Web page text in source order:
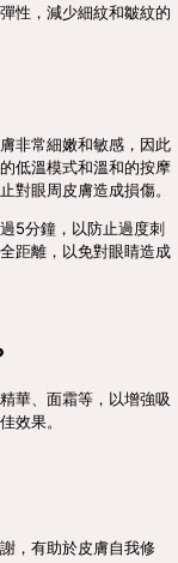
性，減少細紋和皺紋的
非常細嫩和敏感，因此
低溫模式和溫和的按摩
對眼周皮膚造成損傷。
5分鐘，以防止過度刺
距離，以免對眼睛造成
華、面霜等，以增強吸
效果。
，有助於皮膚自我修